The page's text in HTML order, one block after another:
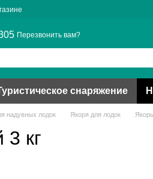
Перезвонить вам?
снаряжение
надувных лодок Якоря для лодок
кг